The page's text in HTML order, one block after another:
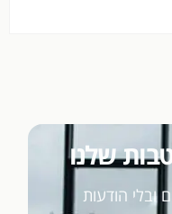
שלנו
ובלי הודעות